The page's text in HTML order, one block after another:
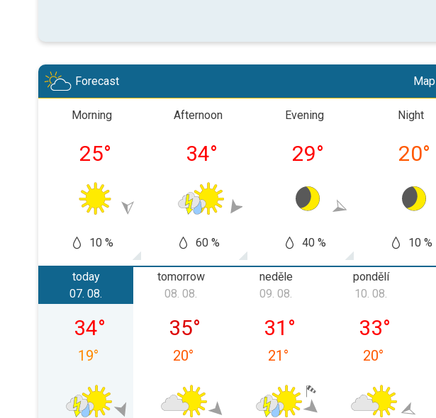
Forecast Map
Morning
25°
10 %
Afternoon
34°
60 %
Evening
29°
40 %
Night
20°
10 %
today
pátek 07. 08.
07. 08.
34°
19°
tomorrow
sobota 08. 08.
08. 08.
35°
20°
neděle
neděle 09. 08.
09. 08.
31 °
21 °
pondělí
pondělí 10. 08.
10. 08.
33°
20°